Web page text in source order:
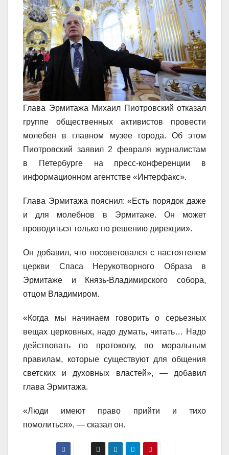
Глава Эрмитажа Михаил Пиотровский отказал
группе общественных активистов провести
молебен в главном музее города. Об этом
Пиотровский заявил 2 февраля журналистам
в Петербурге на пресс-конференции в
информационном агентстве «Интерфакс».
Глава Эрмитажа пояснил: «Есть порядок даже
и для молебнов в Эрмитаже. Он может
проводиться только по решению дирекции».
Он добавил, что посоветовался с настоятелем
церкви Спаса Нерукотворного Образа в
Эрмитаже и Князь-Владимирского собора,
отцом Владимиром.
«Когда мы начинаем говорить о серьезных
вещах церковных, надо думать, читать… Надо
действовать по протоколу, по моральным
правилам, которые существуют для общения
светских и духовных властей», — добавил
глава Эрмитажа.
«Люди имеют право прийти и тихо
помолиться», — сказал он.